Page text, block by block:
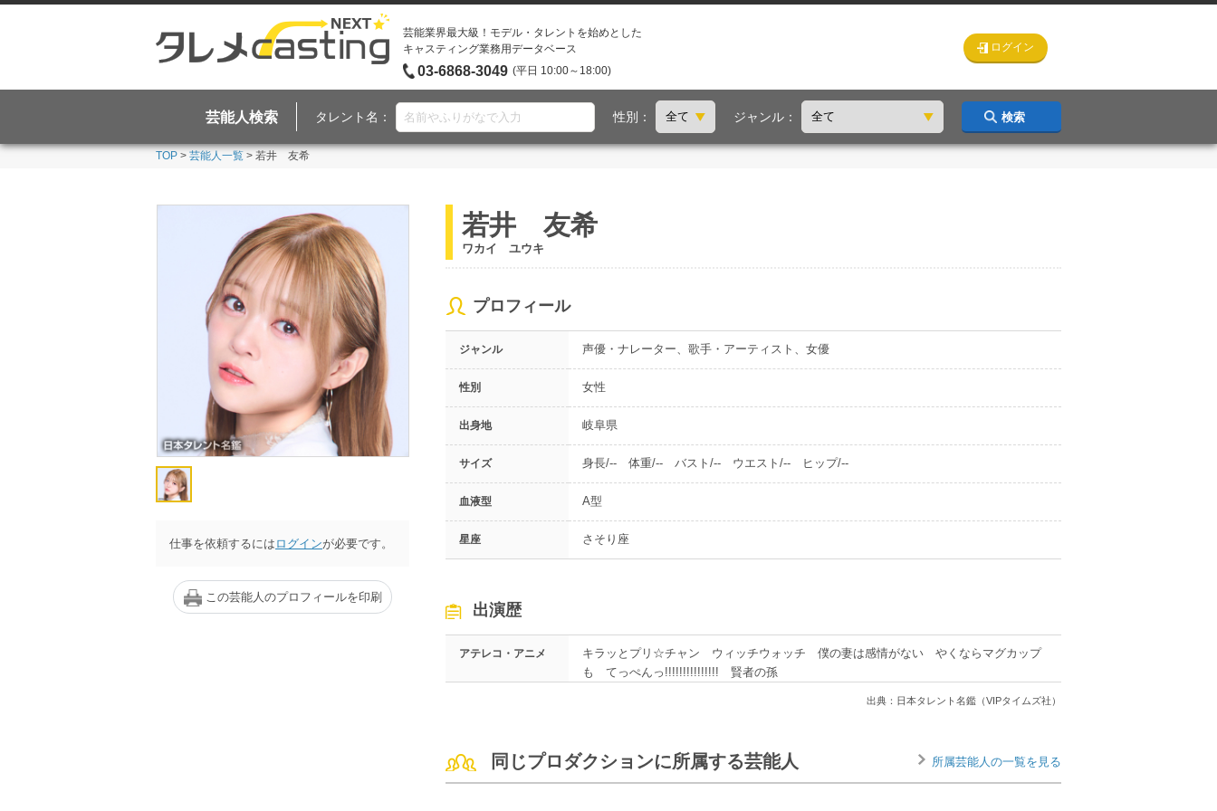
芸能業界最大級！モデル・タレントを始めとした
キャスティング業務用データベース
03-6868-3049 (平日 10:00～18:00)
ログイン
芸能人検索 タレント名： 性別： ジャンル： 検索
TOP > 芸能人一覧 > 若井 友希
仕事を依頼するには ログインが必要です。
この芸能人のプロフィールを印刷
若井 友希
ワカイ ユウキ
プロフィール
ジャンル 声優・ナレーター、歌手・アーティスト、女優
性別 女性
出身地 岐阜県
サイズ 身長/-- 体重/-- バスト/-- ウエスト/-- ヒップ/--
血液型 A型
星座 さそり座
出演歴
アテレコ・アニメ
キラッとプリ☆チャン ウィッチウォッチ 僕の妻は感情がない やくならマグカップ
も てっぺんっ!!!!!!!!!!!!!!! 賢者の孫
出典：日本タレント名鑑（VIPタイムズ社）
同じプロダクションに所属する芸能人 所属芸能人の一覧を見る